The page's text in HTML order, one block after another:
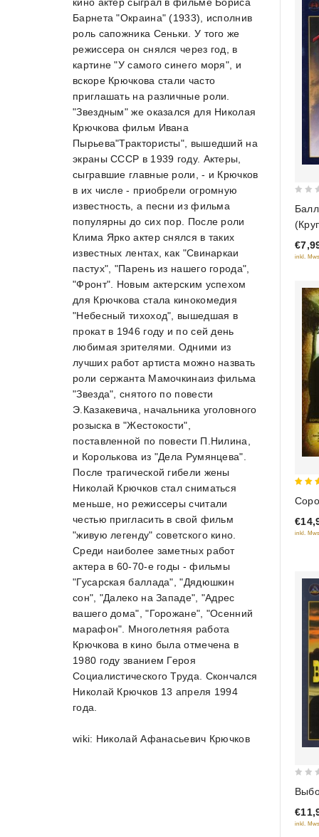
of
5
inkl.
out
5
inkl.
of
5
inkl.
Барнета "Окраина" (1933), исполнив
роль сапожника Сеньки. У того же
режиссера он снялся через год, в
картине "У самого синего моря", и
вскоре Крючкова стали часто
приглашать на различные роли.
"Звездным" же оказался для Николая
Крючкова фильм Ивана
Пырьева"Трактористы", вышедший на
экраны СССР в 1939 году. Актеры,
сыгравшие главные роли, - и Крючков
в их числе - приобрели огромную
известность, а песни из фильма
популярны до сих пор. После роли
Клима Ярко актер снялся в таких
известных лентах, как "Свинаркаи
пастух", "Парень из нашего города",
"Фронт". Новым актерским успехом
для Крючкова стала кинокомедия
"Небесный тихоход", вышедшая в
прокат в 1946 году и по сей день
любимая зрителями. Одними из
лучших работ артиста можно назвать
роли сержанта Мамочкинаиз фильма
"Звезда", снятого по повести
Э.Казакевича, начальника уголовного
розыска в "Жестокости",
поставленной по повести П.Нилина,
и Королькова из "Дела Румянцева".
После трагической гибели жены
Николай Крючков стал сниматься
меньше, но режиссеры считали
честью пригласить в свой фильм
"живую легенду" советского кино.
Среди наиболее заметных работ
актера в 60-70-е годы - фильмы
"Гусарская баллада", "Дядюшкин
сон", "Далеко на Западе", "Адрес
вашего дома", "Горожане", "Осенний
марафон". Многолетняя работа
Крючкова в кино была отмечена в
1980 году званием Героя
Социалистического Труда. Скончался
Николай Крючков 13 апреля 1994
года.
wiki: Николай Афанасьевич Крючков